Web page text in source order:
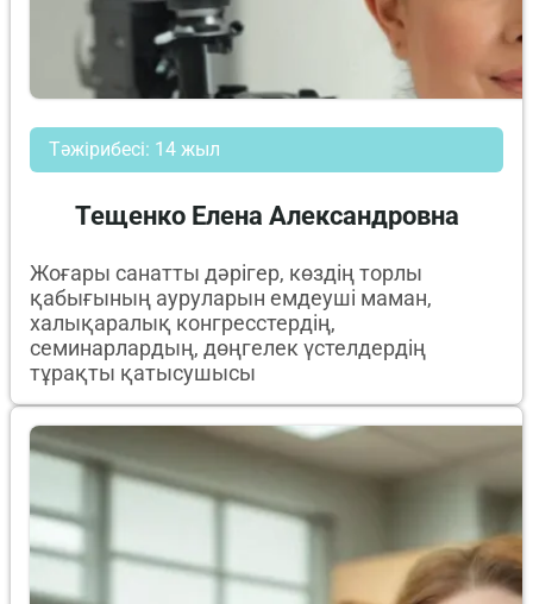
Тәжірибесі: 14 жыл
Тещенко Елена Александровна
Жоғары санатты дәрігер, көздің торлы
қабығының ауруларын емдеуші маман,
халықаралық конгресстердің,
семинарлардың, дөңгелек үстелдердің
тұрақты қатысушысы